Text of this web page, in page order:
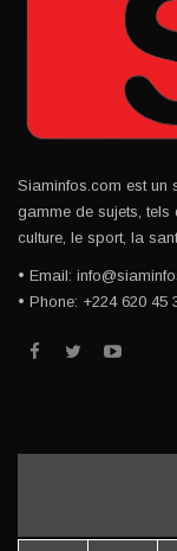
Siaminfos.com est un
gamme de sujets, tels
culture, le sport, la
• Email:
• Phone: +224 620 45